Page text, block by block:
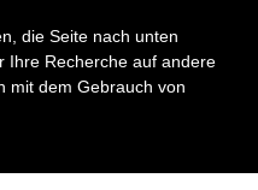
75, 2001, S. 84-
die Seite nach unten
Ihre Recherche auf andere
mit dem Gebrauch von